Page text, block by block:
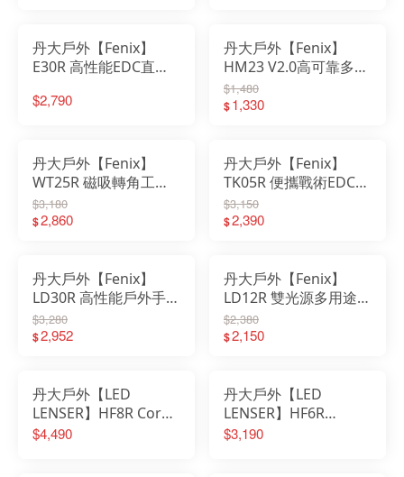
丹大戶外【Fenix】
E30R 高性能EDC直充
魚│燈具│照明│工作燈
$2,790
丹大戶外【Fenix】
HM23 V2.0高可靠多用
途輕便頭燈│露營│磁吸
│照明│燈具│頭燈│手
$1,480
$1,330
丹大戶外【Fenix】
WT25R 磁吸轉角工作
燈│露營│磁吸│照明│
燈具│可轉動│手電筒│
$3,180
$2,860
丹大戶外【Fenix】
TK05R 便攜戰術EDC手
電筒│露營│執勤│照明
│燈具│手電筒│露營燈
$3,150
$2,390
丹大戶外【Fenix】
LD30R 高性能戶外手電
筒│照明│燈具│照明燈
│手電筒│露營燈│登山
$3,280
$2,952
丹大戶外【Fenix】
LD12R 雙光源多用途便
攜手電筒│照明│燈具│
照明燈│手電筒│露營燈
$2,380
$2,150
丹大戶外【LED
LENSER】HF8R Core
充電式數位調焦頭燈│
$4,490
丹大戶外【LED
LENSER】HF6R
Signature 充電式數位
$3,190